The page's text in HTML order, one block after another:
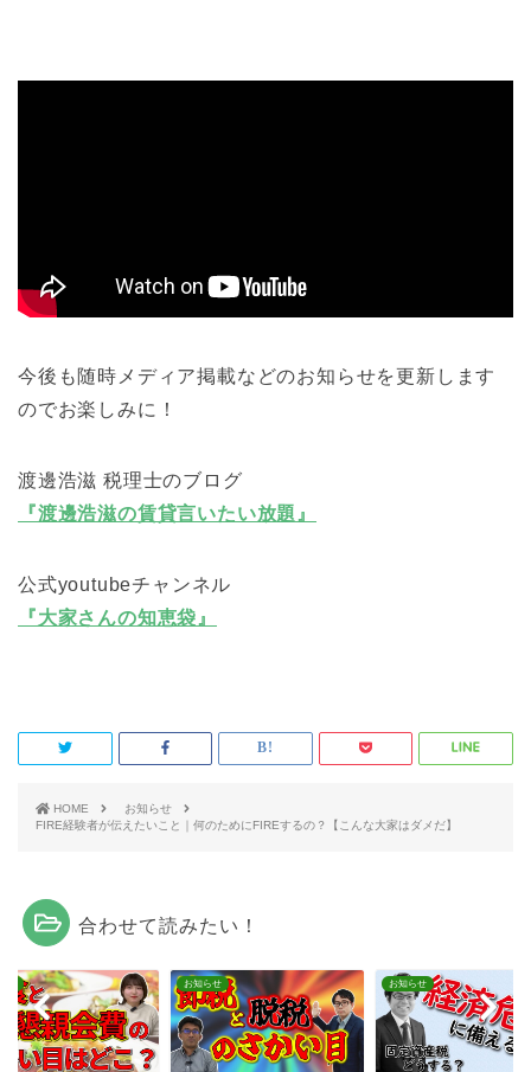
今後も随時メディア掲載などのお知らせを更新します
のでお楽しみに！
渡邊浩滋 税理士のブログ
『渡邊浩滋の賃貸言いたい放題』
公式youtubeチャンネル
『大家さんの知恵袋』
HOME
お知らせ
FIRE経験者が伝えたいこと｜何のためにFIREするの？【こんな大家はダメだ】
合わせて読みたい！
お知らせ お知らせ